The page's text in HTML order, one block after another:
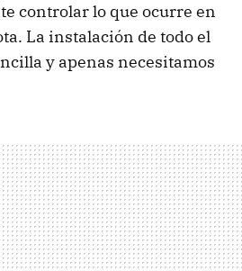
controlar lo que ocurre en
La instalación de todo el
y apenas necesitamos